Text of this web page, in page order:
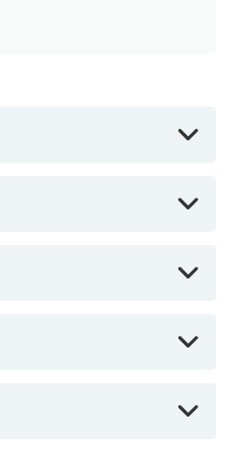
de 38 individueel
haardrogers.
lokale gesprekken.
- 0,2 km
- 0,4 km Hugenotten
Erlangen - 0,8